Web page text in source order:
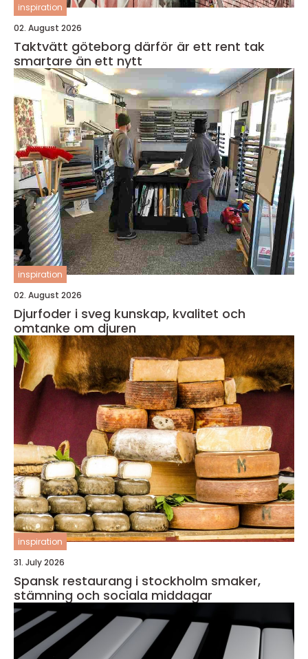
inspiration
02. August 2026
Taktvätt göteborg därför är ett rent tak
smartare än ett nytt
inspiration
02. August 2026
Djurfoder i sveg kunskap, kvalitet och
omtanke om djuren
inspiration
31. July 2026
Spansk restaurang i stockholm smaker,
stämning och sociala middagar